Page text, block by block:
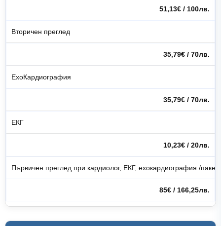
51,13€ / 100лв.
Вторичен преглед
35,79€ / 70лв.
ЕхоКардиография
35,79€ / 70лв.
ЕКГ
10,23€ / 20лв.
Първичен преглед при кардиолог, ЕКГ, ехокардиография /
85€ / 166,25лв.